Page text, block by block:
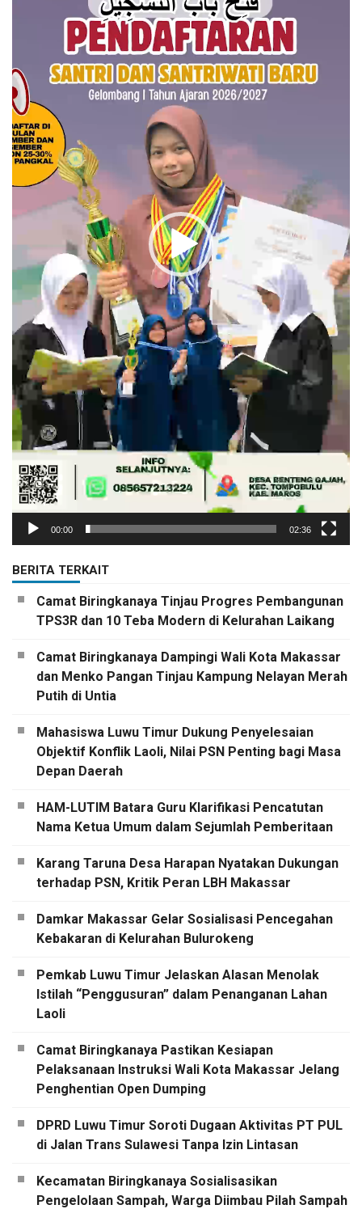
00:00 02:36
BERITA TERKAIT
Camat Biringkanaya Tinjau Progres Pembangunan
TPS3R dan 10 Teba Modern di Kelurahan Laikang
Camat Biringkanaya Dampingi Wali Kota Makassar
dan Menko Pangan Tinjau Kampung Nelayan Merah
Putih di Untia
Mahasiswa Luwu Timur Dukung Penyelesaian
Objektif Konflik Laoli, Nilai PSN Penting bagi Masa
Depan Daerah
HAM-LUTIM Batara Guru Klarifikasi Pencatutan
Nama Ketua Umum dalam Sejumlah Pemberitaan
Karang Taruna Desa Harapan Nyatakan Dukungan
terhadap PSN, Kritik Peran LBH Makassar
Damkar Makassar Gelar Sosialisasi Pencegahan
Kebakaran di Kelurahan Bulurokeng
Pemkab Luwu Timur Jelaskan Alasan Menolak
Istilah “Penggusuran” dalam Penanganan Lahan
Laoli
Camat Biringkanaya Pastikan Kesiapan
Pelaksanaan Instruksi Wali Kota Makassar Jelang
Penghentian Open Dumping
DPRD Luwu Timur Soroti Dugaan Aktivitas PT PUL
di Jalan Trans Sulawesi Tanpa Izin Lintasan
Kecamatan Biringkanaya Sosialisasikan
Pengelolaan Sampah, Warga Diimbau Pilah Sampah